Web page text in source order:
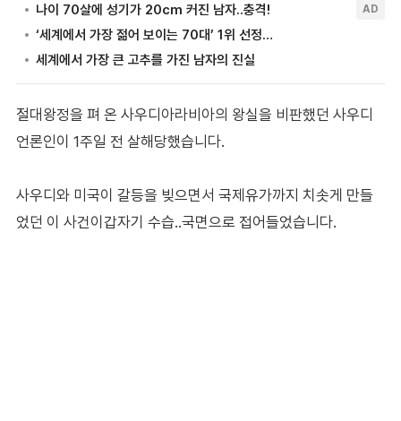
절대왕정을 펴 온 사우디아라비아의 왕실을 비판했던 사우디
언론인이 1주일 전 살해당했습니다.
사우디와 미국이 갈등을 빚으면서 국제유가까지 치솟게 만들
었던 이 사건이갑자기 수습..국면으로 접어들었습니다.